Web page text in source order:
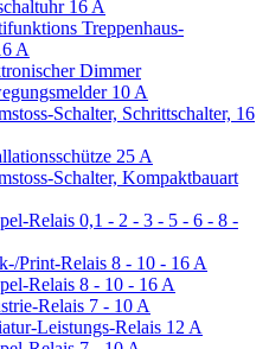
16 A
Treppenhaus-
A
Dimmer
10 A
Schalter, Schrittschalter, 16
25 A
Schalter, Kompaktbauart
Relais 0,1 - 2 - 3 - 5 - 6 - 8 -
Print-Relais 8 - 10 - 16 A
Relais 8 - 10 - 16 A
Relais 7 - 10 A
Leistungs-Relais 12 A